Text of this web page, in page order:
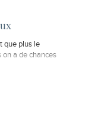
que plus le
a de chances